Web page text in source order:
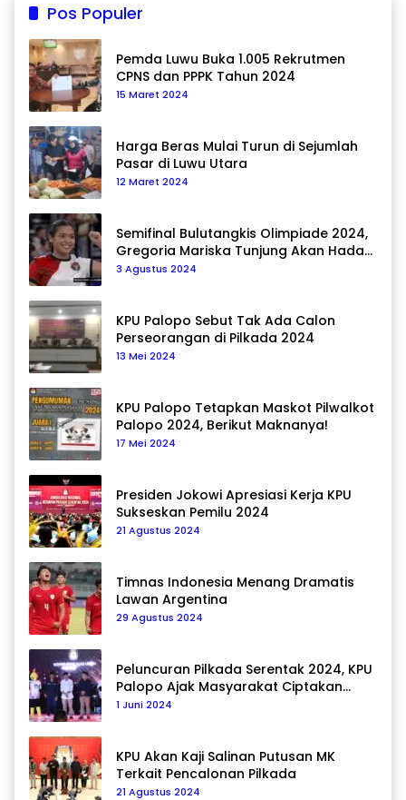
Pos Populer
Pemda Luwu Buka 1.005 Rekrutmen
CPNS dan PPPK Tahun 2024
15 Maret 2024
Harga Beras Mulai Turun di Sejumlah
Pasar di Luwu Utara
12 Maret 2024
Semifinal Bulutangkis Olimpiade 2024,
Gregoria Mariska Tunjung Akan Hadapi
Pemain Asal Korea Selatan
3 Agustus 2024
KPU Palopo Sebut Tak Ada Calon
Perseorangan di Pilkada 2024
13 Mei 2024
KPU Palopo Tetapkan Maskot Pilwalkot
Palopo 2024, Berikut Maknanya!
17 Mei 2024
Presiden Jokowi Apresiasi Kerja KPU
Sukseskan Pemilu 2024
21 Agustus 2024
Timnas Indonesia Menang Dramatis
Lawan Argentina
29 Agustus 2024
Peluncuran Pilkada Serentak 2024, KPU
Palopo Ajak Masyarakat Ciptakan
Pilkada Damai
1 Juni 2024
KPU Akan Kaji Salinan Putusan MK
Terkait Pencalonan Pilkada
21 Agustus 2024